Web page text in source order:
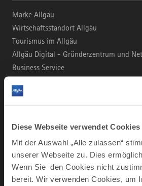
Diese Webseite verwendet Cookies
Mit der Auswahl „Alle zulassen“
unserer Webseite zu. Dies
Wenn Sie den Cookies nicht
bereit. Wir verwenden Cookies, um
Marke Allgäu
Wirtschaftsstandort Allgäu
Tourismus im Allgäu
Allgäu Digital - Gründerzentrum und
Business Service
Urlaub und Freizeit
Leben und Arbeiten
Der Allgäu Podcast